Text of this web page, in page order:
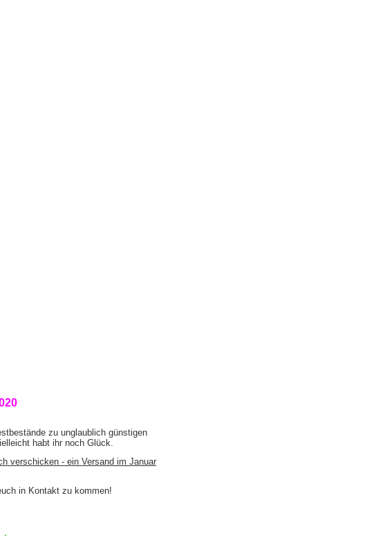
zu unglaublich günstigen
habt ihr noch Glück.
verschicken - ein Versand im Januar
in Kontakt zu kommen!